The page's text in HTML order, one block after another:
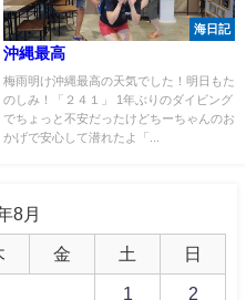
海日記
沖縄最高
梅雨明け沖縄最高の天気でした！明日もた
のしみ！「２４１」 1年ぶりのダイビング
でちょっと不安だったけどちーちゃんのお
かげで安心して潜れたよ「...
8月
金 土 日
1 2